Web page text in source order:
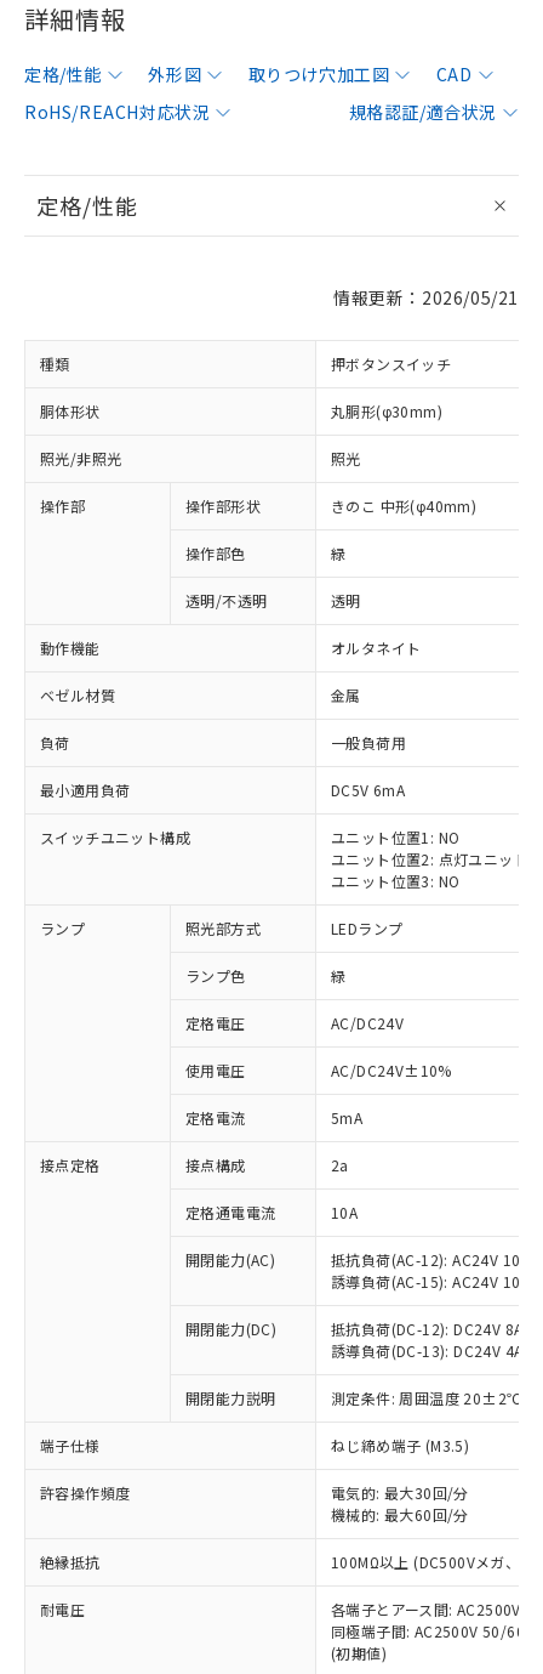
詳細情報
定格/性能 外形図 取りつけ穴加工図
CAD
RoHS/REACH対応状況
規格認証/適合状況
定格/性能
情報更新：2026/05/21
種類 押ボタンスイッチ
胴体形状 丸胴形(φ30mm)
照光/非照光 照光
操作部 操作部形状 きのこ 中形(φ40mm)
操作部色 緑
透明/不透明 透明
動作機能 オルタネイト
ベゼル材質 金属
負荷 一般負荷用
最小適用負荷 DC5V 6mA
スイッチユニット構成
ユニット位置1: NO
ユニット位置2: 点灯ユニット
ユニット位置3: NO
ランプ 照光部方式 LEDランプ
ランプ色 緑
定格電圧 AC/DC24V
使用電圧 AC/DC24V±10%
定格電流 5mA
接点定格 接点構成 2a
定格通電電流 10A
開閉能力(AC)
抵抗負荷(AC-12): AC24V 10A/
誘導負荷(AC-15): AC24V
開閉能力(DC)
抵抗負荷(DC-12): DC24V 8A/
誘導負荷(DC-13): DC24V 4A/
開閉能力説明 測定条件: 周囲温度 20±2℃、
端子仕様 ねじ締め端子 (M3.5)
許容操作頻度
電気的: 最大30回/分
機械的: 最大60回/分
絶縁抵抗 100MΩ以上 (DC500Vメガ、点
耐電圧
各端子とアース間: AC2500V
同極端子間: AC2500V 50/
(初期値)
ご利用条件
以下の条件をお読みいただき、同意のうえ
ご利用ください。
本サービスは、当社制御機器事業取扱
商品の当社在庫状況および標準価格
(税抜)を提供させていただくもので
当社制御機器事業取扱商品の中には、
本サービスの対象外となる商品もある
ことをご了承ください。
在庫状況および標準価格照会結果は、
記載している更新日時点での社内デー
タに基づき作成されるものであり、閲
覧された時点での実際の在庫および標
準価格とは異なる場合があることをご
※1 対応状況
対応済み：EU RoHS指令（10物質）の
非含有に対応した製品が提供可能な商品で
す。
対応予定：EU RoHS指令（10物質）の非含
有に対応した製品に切り替える予定のある
対応予定なし：EU RoHS指令（10物質）の
非含有に非対応の商品で、対応品を出す予
定はありません。
調査・確認中：EU RoHS指令（10物質）の
非含有の対応状況を調査中または確認中の
非該当品：ライセンス料など無形物で、有
害物質有無と関係のない商品です。
仕入先様の事情により、非含有部品として
いたものが、含有品と判明した場合などや
むを得ず変更することがあります。
六価クロム(Cr(Ⅵ)) 1000ppm以下、ポリ臭化ビフェニル
類(PBB) 1000ppm以下、ポリ臭化ジフェニルエーテル類
「○」：最大均質材料含有率が中国RoHSの
基準値以下であることを示します。
「×」：最大均質材料含有率が中国RoHSの
基準値を超えていることを示します。
「－」：未確認です。当社販売部門へお問
*中国RoHS10物質の基準値 (GB/T26572)：
Pb(鉛) :1000ppm、 Hg(水銀) : 1000ppm、 Cd(カドミウ
Cr(Ⅵ)(六価クロム) : 1000ppm、 PBBs(ポリ臭化ビフェ
当社は、これら貴社製品のうち、外国
為替および外国貿易法に定める商品
（以下｢規制貨物等」という）を輸出
または国外への提供する場合は、日本
国政府の輸出許可(または役務取引許
可)を取得するなどの必要な手続きを